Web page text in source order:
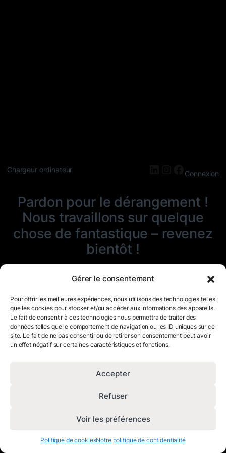
Gérer le consentement
Pour offrir les meilleures expériences, nous utilisons des technologies telles
que les cookies pour stocker et/ou accéder aux informations des appareils.
Le fait de consentir à ces technologies nous permettra de traiter des
données telles que le comportement de navigation ou les ID uniques sur ce
site. Le fait de ne pas consentir ou de retirer son consentement peut avoir
un effet négatif sur certaines caractéristiques et fonctions.
Accepter
Refuser
Voir les préférences
Politique de cookiesNotre politique de confidentialité
Chargeur ordinateur LinkedIn
Instagram
Connexion
Pardon pour le dérangement !
Nous travaillons sur quelque
chose de fantastique – revenez
bientôt !